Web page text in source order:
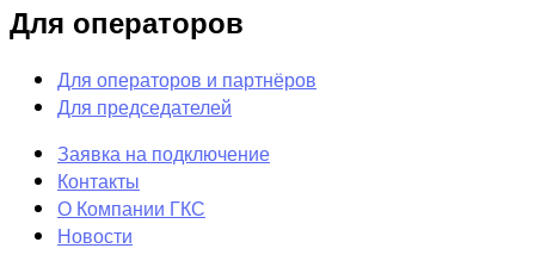
Для операторов
Для операторов и партнёров
Для председателей
Заявка на подключение
Контакты
О Компании ГКС
Новости